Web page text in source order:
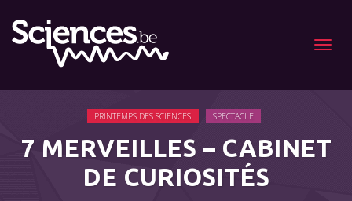
Menu
PRINTEMPS DES SCIENCES SPECTACLE
7 MERVEILLES – CABINET
DE CURIOSITÉS